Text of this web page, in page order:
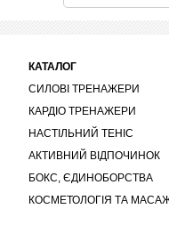
КАТАЛОГ
СИЛОВІ ТРЕНАЖЕРИ
КАРДІО ТРЕНАЖЕРИ
НАСТІЛЬНИЙ ТЕНІС
АКТИВНИЙ ВІДПОЧИНОК
БОКС, ЄДИНОБОРСТВА
КОСМЕТОЛОГІЯ ТА